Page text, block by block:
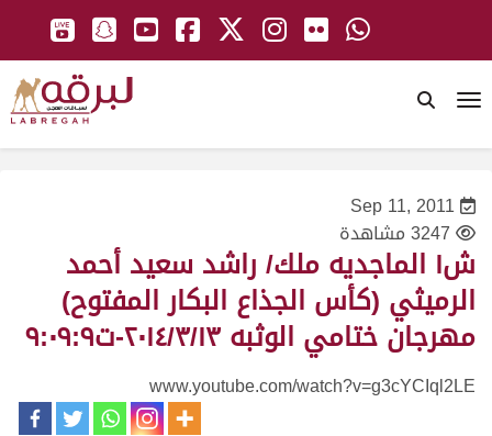
Sep 11, 2011
3247 مشاهدة
ش١ الماجديه ملك/ راشد سعيد أحمد
الرميثي (كأس الجذاع البكار المفتوح)
مهرجان ختامي الوثبه ٢٠١٤/٣/١٣-ت٩:٠٩:٩
www.youtube.com/watch?v=g3cYCIql2LE